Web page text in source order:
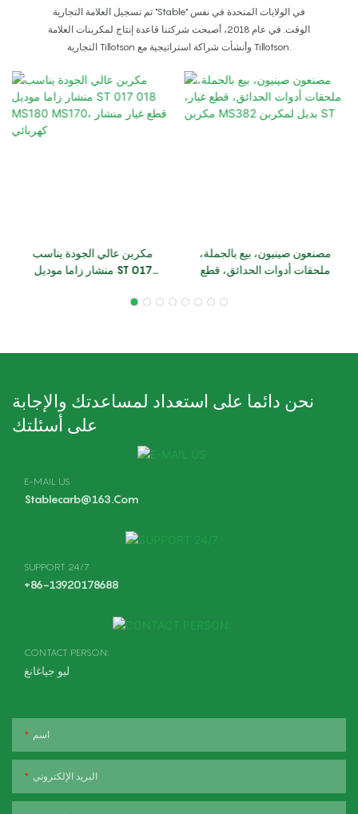
تم تسجيل العلامة التجارية "Stable" في الولايات المتحدة في نفس
الوقت. في عام 2018، أصبحت شركتنا قاعدة إنتاج لمكربنات العلامة
التجارية Tillotson وأنشأت شراكة استراتيجية مع Tillotson.
مكربن ​​عالي الجودة يناسب
منشار زاما موديل ST 017
غيار منشار كهربائي
مصنعون صينيون، بيع بالجملة،
ملحقات أدوات الحدائق، قطع
نحن دائما على استعداد لمساعدتك والإجابة
على أسئلتك
E-MAIL US
Stablecarb@163.com
SUPPORT 24/7
+86-13920178688
CONTACT PERSON:
ليو جياغانغ
اسم
البريد الإلكتروني